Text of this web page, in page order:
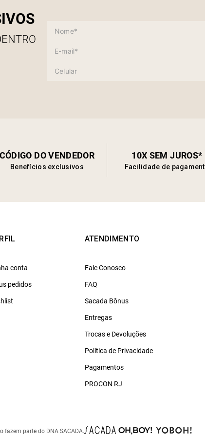
CÓDIGO DO VENDEDOR
Benefícios exclusivos
10X SEM JUROS*
Facilidade de
conta
pedidos
ATENDIMENTO
Fale Conosco
FAQ
Sacada Bônus
Entregas
Trocas e Devoluções
Política de Privacidade
Pagamentos
PROCON RJ
fazem parte do DNA SACADA.